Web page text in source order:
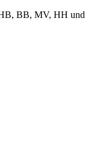
BB, MV, HH und